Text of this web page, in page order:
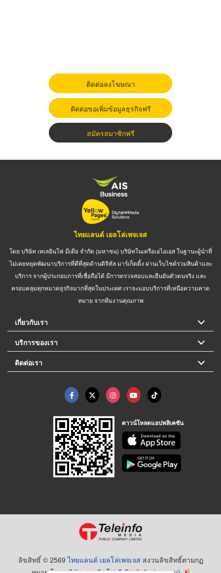
ติดต่อลงโฆษณา
ติดต่อขอเพิ่มข้อมูลธุรกิจฟรี
สมัครสมาชิกฟรี
ไทยแลนด์ เยลโล่เพจเจส
โดย บริษัท เทเลอินโฟ มีเดีย จำกัด (มหาชน) บริษัทในเครือเอไอเอส ในฐานะผู้นำที่
ไม่เคยหยุดพัฒนาบริการที่ดีที่สุดด้านดิจิทัล มาร์เก็ตติ้ง ผ่านเว็บไซต์รวมสินค้าและ
บริการ จากผู้ประกอบการที่เชื่อถือได้ มีการตรวจสอบและยืนยันตัวตนจริง และ
ครอบคลุมทุกหมวดธุรกิจมากที่สุดในประเทศ เราจะมอบบริการที่เหนือความคาด
หมาย จากทีมงานคุณภาพ
เกี่ยวกับเรา
บริการของเรา
ติดต่อเรา
ดาวน์โหลดแอปพลิเคชัน
ลิขสิทธิ์ © 2569ไทยแลนด์ เยลโล่เพจเจส สงวนลิขสิทธิ์ตามกฏ